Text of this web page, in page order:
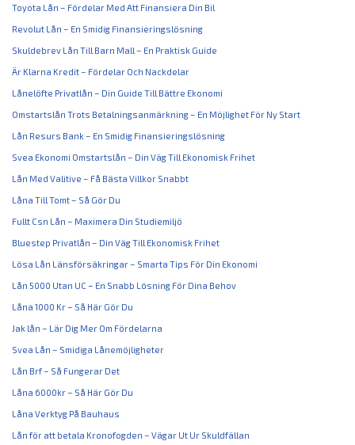
Toyota Lån – Fördelar Med Att Finansiera Din Bil
Revolut Lån – En Smidig Finansieringslösning
Skuldebrev Lån Till Barn Mall – En Praktisk Guide
Är Klarna Kredit – Fördelar Och Nackdelar
Lånelöfte Privatlån – Din Guide Till Bättre Ekonomi
Omstartslån Trots Betalningsanmärkning – En Möjlighet För Ny Start
Lån Resurs Bank – En Smidig Finansieringslösning
Svea Ekonomi Omstartslån – Din Väg Till Ekonomisk Frihet
Lån Med Valitive – Få Bästa Villkor Snabbt
Låna Till Tomt – Så Gör Du
Fullt Csn Lån – Maximera Din Studiemiljö
Bluestep Privatlån – Din Väg Till Ekonomisk Frihet
Lösa Lån Länsförsäkringar – Smarta Tips För Din Ekonomi
Lån 5000 Utan UC – En Snabb Lösning För Dina Behov
Låna 1000 Kr – Så Här Gör Du
Jak lån – Lär Dig Mer Om Fördelarna
Svea Lån – Smidiga Lånemöjligheter
Lån Brf – Så Fungerar Det
Låna 6000kr – Så Här Gör Du
Låna Verktyg På Bauhaus
Lån för att betala Kronofogden – Vägar Ut Ur Skuldfällan